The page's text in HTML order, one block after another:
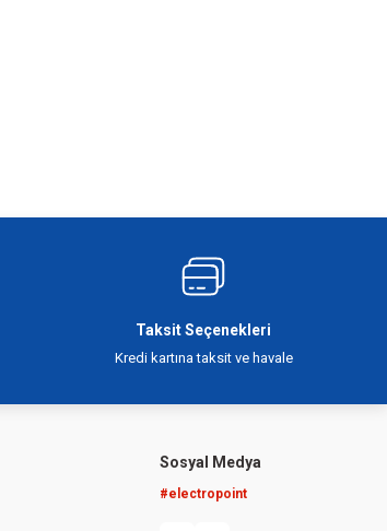
Taksit Seçenekleri
Kredi kartına taksit ve havale
Sosyal Medya
#electropoint